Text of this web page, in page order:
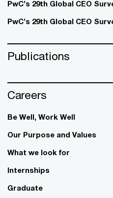
PwC’s 29th Global CEO
PwC’s 29th Global CEO
Publications
Careers
Be Well, Work Well​
Our Purpose and Values
What we look for
Internships
Graduate